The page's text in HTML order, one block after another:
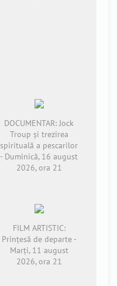
DOCUMENTAR: Jock
Troup și trezirea
spirituală a pescarilor
- Duminică, 16 august
2026, ora 21
FILM ARTISTIC:
Prințesă de departe -
Marți, 11 august
2026, ora 21